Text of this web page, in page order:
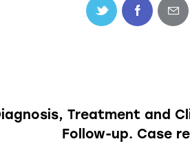
Treatment and
Follow-up. Case